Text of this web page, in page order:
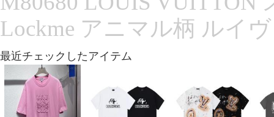
Lockme アニマル柄 ルイ
最近チェックしたアイテム